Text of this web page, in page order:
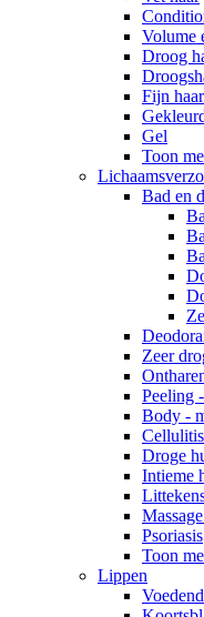
Volume
Droog
Fijn
Gel
Toon
Bad en
Zeer
Peeling
Body -
Droge
Intieme
Psoriasis
Toon
Lippen
Voedend